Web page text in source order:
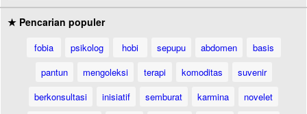
★ Pencarian populer
fobia psikolog hobi sepupu abdomen
basis
pantun
mengoleksi terapi komoditas
suvenir
berkonsultasi
inisiatif semburat karmina
novelet